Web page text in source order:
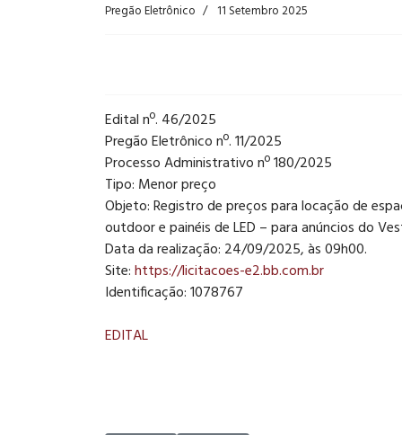
Pregão Eletrônico 11 Setembro 2025
Edital nº. 46/2025
Pregão Eletrônico nº. 11/2025
Processo Administrativo nº 180/2025
Tipo: Menor preço
Objeto: Registro de preços para locação de
outdoor e painéis de LED – para anúncios do
Data da realização: 24/09/2025, às 09h00.
Site:https://licitacoes-e2.bb.com.br
Identificação: 1078767
EDITAL